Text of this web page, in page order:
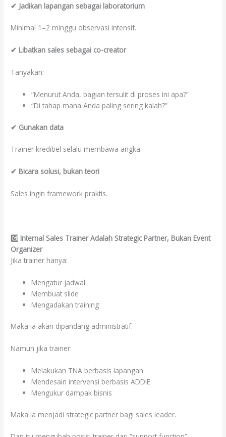
✔ Jadikan lapangan sebagai laboratorium
Minimal 1–2 minggu observasi intensif.
✔ Libatkan sales sebagai co-creator
Tanyakan:
“Menurut Anda, bagian tersulit di proses ini apa?”
“Di tahap mana Anda paling sering kalah?”
✔ Gunakan data
Trainer kredibel selalu membawa angka.
✔ Bicara solusi, bukan teori
Sales ingin framework praktis.
6️ ⃣ Internal Sales Trainer Adalah Strategic Partner, Bukan Event
Organizer
Jika trainer hanya:
Mengatur jadwal
Membuat slide
Mengadakan training
Maka ia akan dipandang administratif.
Namun jika trainer:
Melakukan TNA berbasis lapangan
Mendesain intervensi berbasis ADDIE
Mengukur dampak bisnis
Maka ia menjadi strategic partner bagi sales leader.